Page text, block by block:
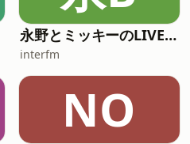
永野とミッキーのLIVE BUZZ -ライブバズ-
interfm
NO